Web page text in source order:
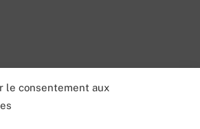
le consentement aux